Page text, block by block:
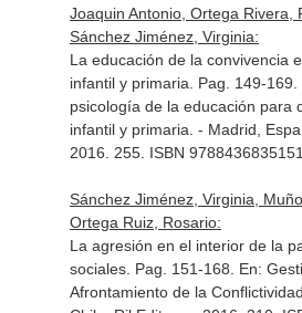
Joaquin Antonio, Ortega Rivera,
Sánchez Jiménez, Virginia:
La educación de la convivencia
infantil y primaria. Pag. 149-169.
psicología de la educación para
infantil y primaria . - Madrid,
2016. 255. ISBN 9788436835151
Sánchez Jiménez, Virginia,
Ortega Ruiz, Rosario:
La agresión en el interior de la
sociales. Pag. 151-168. En:
Afrontamiento de la